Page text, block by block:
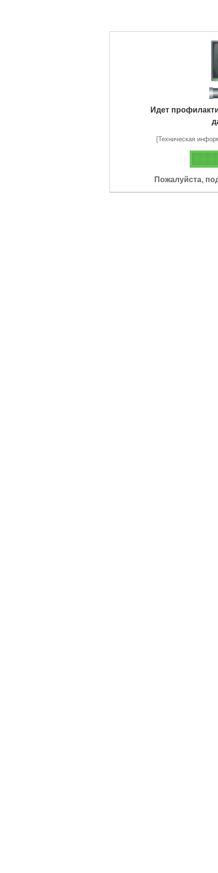
Идет
[Техническая
Пожалуйста,